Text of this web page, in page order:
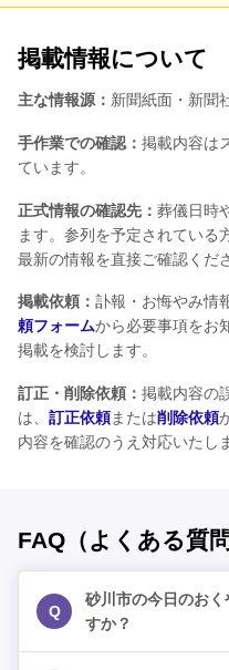
掲載情報について
主な情報源： 新聞紙面・新聞
手作業での確認： 掲載内容は
ています。
正式情報の確認先： 葬儀日時
ます。参列を予定されている
最新の情報を直接ご確認くだ
掲載依頼： 訃報・お悔やみ情
頼フォームから必要事項をお
掲載を検討します。
訂正・削除依頼： 掲載内容の
は、 訂正依頼または削除依頼
内容を確認のうえ対応いたし
FAQ（よくある質問
Q
砂川市の今日のお
すか？